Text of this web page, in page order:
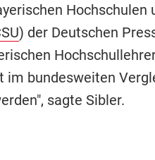
Hochschulen
) der Deutschen
im bundesweiten
sagte Sibler.